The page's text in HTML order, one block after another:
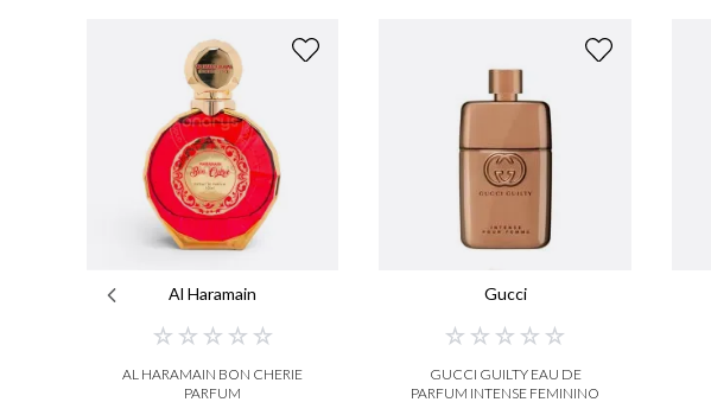
Al Haramain
☆ ☆ ☆ ☆ ☆
AL HARAMAIN BON CHERIE
PARFUM
Gucci
☆ ☆ ☆ ☆ ☆
GUCCI GUILTY EAU DE
PARFUM INTENSE FEMININO